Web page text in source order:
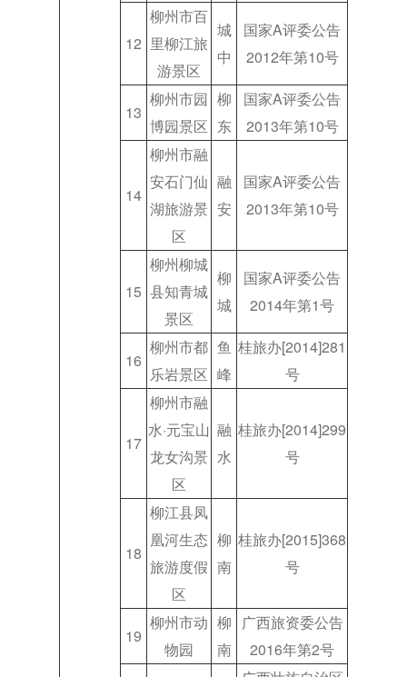
12
柳州市百
里柳江旅
游景区
城
中
国家A评委公告
2012年第10号
13
柳州市园
博园景区
柳
东
国家A评委公告
2013年第10号
14
柳州市融
安石门仙
湖旅游景
区
融
安
国家A评委公告
2013年第10号
15
柳州柳城
县知青城
景区
柳
城
国家A评委公告
2014年第1号
16
柳州市都
乐岩景区
鱼
峰
桂旅办[2014]281
号
17
柳州市融
水·元宝山
龙女沟景
区
融
水
桂旅办[2014]299
号
18
柳江县凤
凰河生态
旅游度假
区
柳
南
桂旅办[2015]368
号
19
柳州市动
物园
柳
南
广西旅资委公告
2016年第2号